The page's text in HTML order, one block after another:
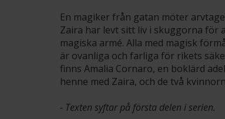
En magiker från gatan möter
Zaira har levt sitt liv i skuggorna för
magiska armé. Alla med magisk
är ovanliga och farliga för rikets
finns Amalia Cornaro, en boklärd
henne med Zaira, och de två
- Texten syftar på första delen i serien.